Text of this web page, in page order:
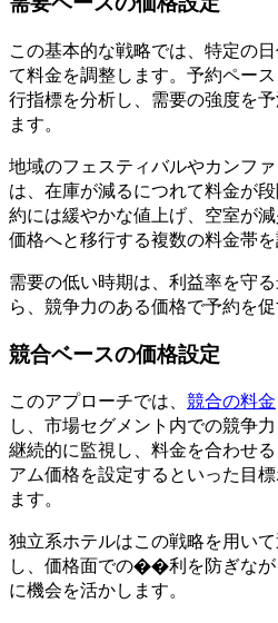
この基本的な戦略では、特定の
て料金を調整します。予約ペー
行指標を分析し、需要の強度を
ます。
地域のフェスティバルやカンフ
は、在庫が減るにつれて料金が
約には緩やかな値上げ、空室が
価格へと移行する複数の料金帯
需要の低い時期は、利益率を守
ら、競争力のある価格で予約を
競合ベースの価格設定
このアプローチでは、 競合の料金
し、市場セグメント内での競争
継続的に監視し、料金を合わせ
アム価格を設定するといった目
ます。
独立系ホテルはこの戦略を用い
し、価格面での��利を防ぎな
に機会を活かします。